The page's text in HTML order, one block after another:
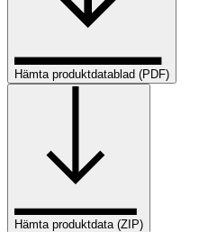
Hämta produktdatablad (PDF)
Hämta produktdata (ZIP)